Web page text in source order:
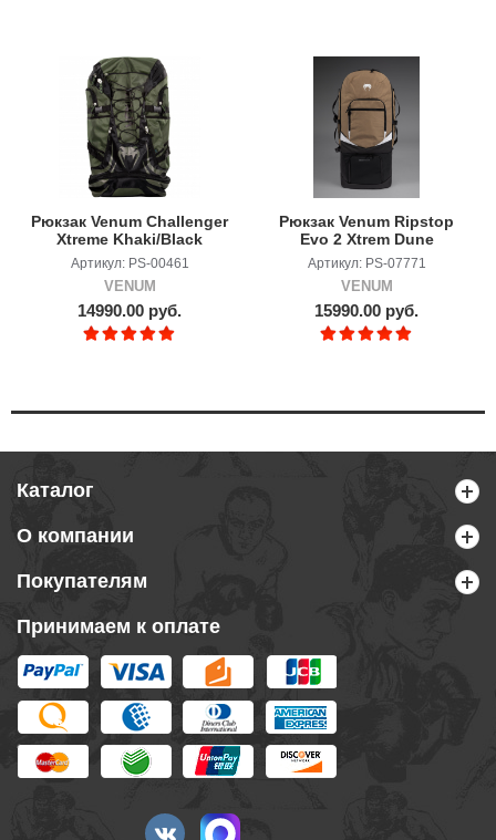
Рюкзак Venum Challenger
Xtreme Khaki/Black
Артикул: PS-00461
VENUM
14990.00 руб.
Рюкзак Venum Ripstop
Evo 2 Xtrem Dune
Артикул: PS-07771
VENUM
15990.00 руб.
Каталог
О компании
Покупателям
Принимаем к оплате